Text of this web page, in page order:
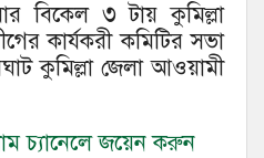
বিকেল ৩ টায় কুমিল্লা
কার্যকরী কমিটির সভা
কুমিল্লা জেলা আওয়ামী
চ্যানেলে জয়েন করুন